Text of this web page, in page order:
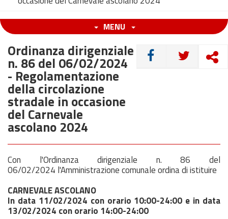
MENU
CONDIVIDI
Ordinanza dirigenziale
n. 86 del 06/02/2024
- Regolamentazione
della circolazione
stradale in occasione
del Carnevale
ascolano 2024
Con l'Ordinanza dirigenziale n. 86 del
06/02/2024 l'Amministrazione comunale ordina di istituire
CARNEVALE ASCOLANO
In data 11/02/2024 con orario 10:00-24:00 e in data
13/02/2024 con orario 14:00-24:00